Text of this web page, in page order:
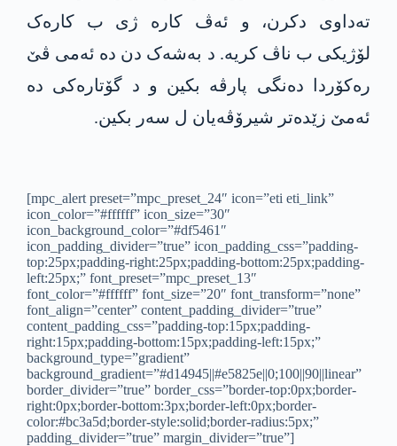
تەداوی دکرن، و ئەڤ کارە ژی ب کارەک
لۆژیکی ب ناڤ کریە. د بەشەک دن دە ئەمی ڤێ
رەکۆردا دەنگی پارڤە بکین و د گۆتارەکی دە
ئەمێ زێدەتر شیرۆڤەیان ل سەر بکین.
[mpc_alert preset=”mpc_preset_24″ icon=”eti eti_link”
icon_color=”#ffffff” icon_size=”30″
icon_background_color=”#df5461″
icon_padding_divider=”true” icon_padding_css=”padding-
top:25px;padding-right:25px;padding-bottom:25px;padding-
left:25px;” font_preset=”mpc_preset_13″
font_color=”#ffffff” font_size=”20″ font_transform=”none”
font_align=”center” content_padding_divider=”true”
content_padding_css=”padding-top:15px;padding-
right:15px;padding-bottom:15px;padding-left:15px;”
background_type=”gradient”
background_gradient=”#d14945||#e5825e||0;100||90||linear”
border_divider=”true” border_css=”border-top:0px;border-
right:0px;border-bottom:3px;border-left:0px;border-
color:#bc3a5d;border-style:solid;border-radius:5px;”
padding_divider=”true” margin_divider=”true”]